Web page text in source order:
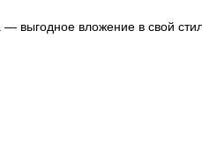
— выгодное вложение в свой